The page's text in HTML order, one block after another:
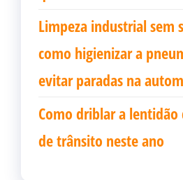
Limpeza industrial sem
como higienizar a
evitar paradas na
Como driblar a lentidão
de trânsito neste ano